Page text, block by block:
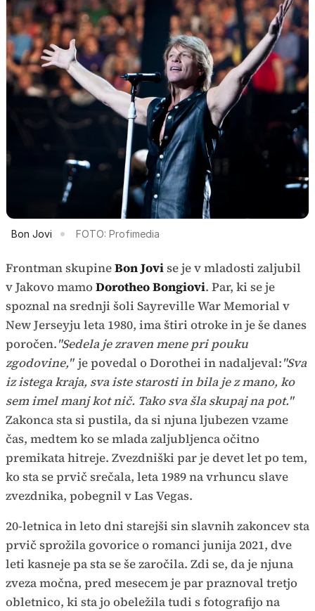
Bon Jovi FOTO: Profimedia
Frontman skupineBon Jovise je v mladosti zaljubil
v Jakovo mamoDorotheo Bongiovi. Par, ki se je
spoznal na srednji šoli Sayreville War Memorial v
New Jerseyju leta 1980, ima štiri otroke in je še danes
poročen."Sedela je zraven mene pri pouku
zgodovine," je povedal o Dorothei in nadaljeval:"Sva
iz istega kraja, sva iste starosti in bila je z mano, ko
sem imel manj kot nič. Tako sva šla skupaj na pot."
Zakonca sta si pustila, da si njuna ljubezen vzame
čas, medtem ko se mlada zaljubljenca očitno
premikata hitreje. Zvezdniški par je devet let po tem,
ko sta se prvič srečala, leta 1989 na vrhuncu slave
zvezdnika, pobegnil v Las Vegas.
20-letnica in leto dni starejši sin slavnih zakoncev sta
prvič sprožila govorice o romanci junija 2021, dve
leti kasneje pa sta se še zaročila. Zdi se, da je njuna
zveza močna, pred mesecem je par praznoval tretjo
obletnico, ki sta jo obeležila tudi s fotografijo na